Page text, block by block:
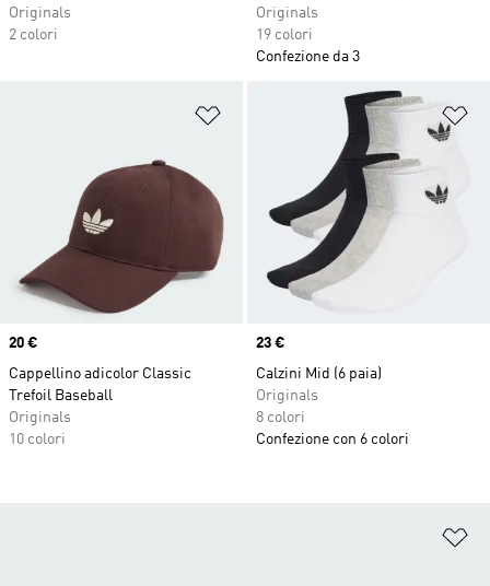
Originals
2 colori
Originals
19 colori
Confezione da 3
Aggiungi alla lista dei desideri
Price
20 €
Cappellino adicolor Classic
Trefoil Baseball
Originals
10 colori
Price
23 €
Calzini Mid (6 paia)
Originals
8 colori
Confezione con 6 colori